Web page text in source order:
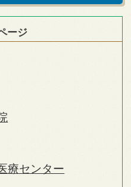
ージ
療センター